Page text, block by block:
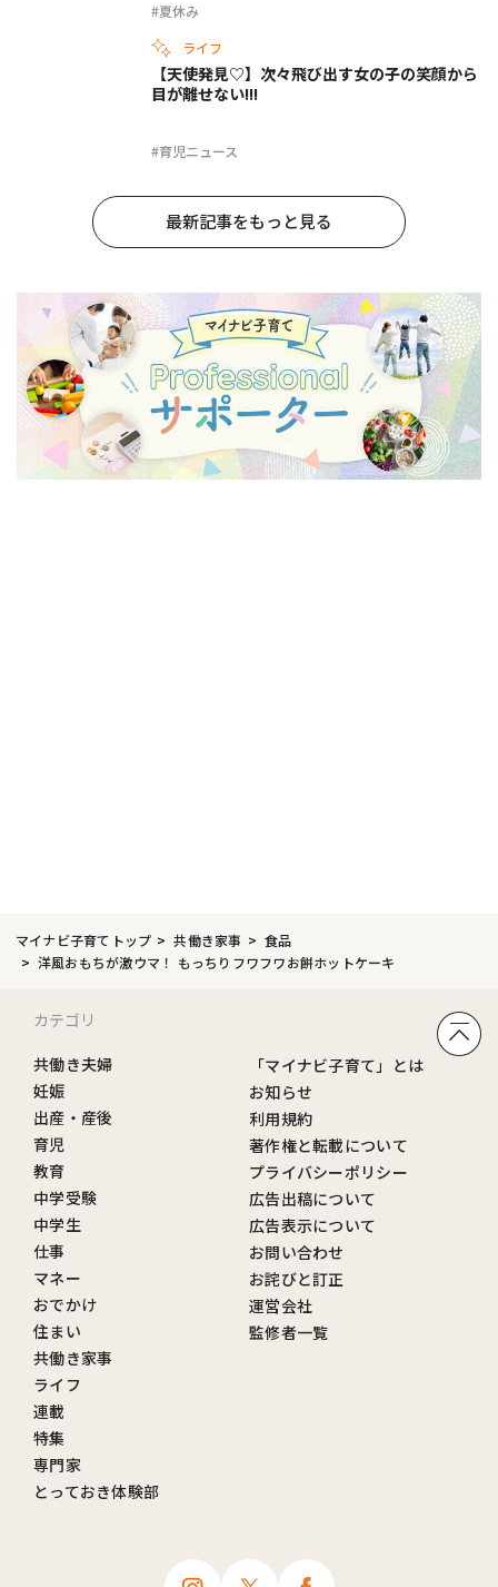
#夏休み
ライフ
#育児ニュース
【天使発見♡】次々飛び出す女の子の笑顔から
目が離せない!!!
最新記事をもっと見る
マイナビ子育てトップ 共働き家事
食品
洋風おもちが激ウマ！ もっちりフワフワお餅ホットケーキ
カテゴリ
共働き夫婦
妊娠
出産・産後
育児
教育
中学受験
中学生
仕事
マネー
おでかけ
住まい
共働き家事
ライフ
連載
特集
専門家
とっておき体験部
「マイナビ子育て」とは
お知らせ
利用規約
著作権と転載について
プライバシーポリシー
広告出稿について
広告表示について
お問い合わせ
お詫びと訂正
運営会社
監修者一覧